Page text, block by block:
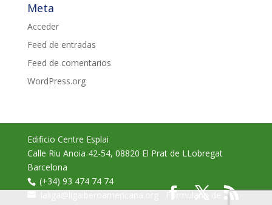
Meta
Acceder
Feed de entradas
Feed de comentarios
WordPress.org
Edificio Centre Esplai
Calle Riu Anoia 42-54, 08820 El Prat de LLobregat
Barcelona
(+34) 93 474 74 74